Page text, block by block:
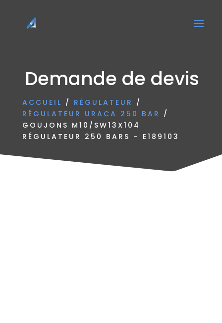
Demande de devis
ACCUEIL / RÉGULATEUR /
RÉGULATEUR URACA 250 BAR /
GOUJONS M10/SW13X104
RÉGULATEUR 250 BARS – E189103